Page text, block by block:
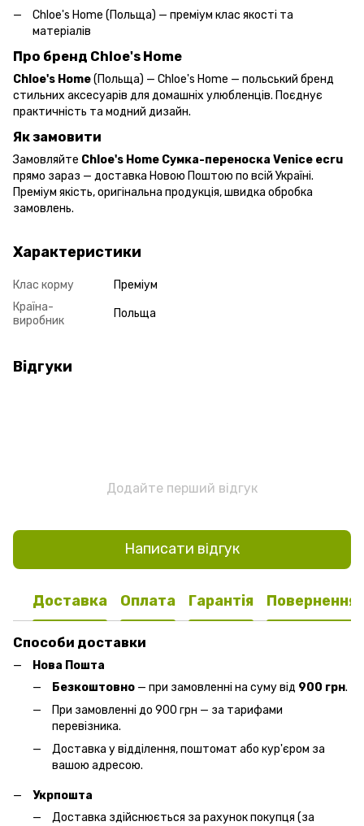
Chloe's Home (Польща) — преміум клас якості та
матеріалів
Про бренд Chloe's Home
Chloe's Home(Польща) — Chloe's Home — польський бренд
стильних аксесуарів для домашніх улюбленців. Поєднує
практичність та модний дизайн.
Як замовити
Замовляйте Chloe's Home Сумка-переноска Venice ecru
прямо зараз — доставка Новою Поштою по всій Україні.
Преміум якість, оригінальна продукція, швидка обробка
замовлень.
Характеристики
Клас корму
Преміум
Країна-
виробник
Польща
Відгуки
Додайте перший відгук
Написати відгук
Доставка Оплата Гарантія Повернення
Способи доставки
Нова Пошта
Безкоштовно — при замовленні на суму від 900 грн.
При замовленні до 900 грн — за тарифами
перевізника.
Доставка у відділення, поштомат або кур'єром за
вашою адресою.
Укрпошта
Доставка здійснюється за рахунок покупця (за